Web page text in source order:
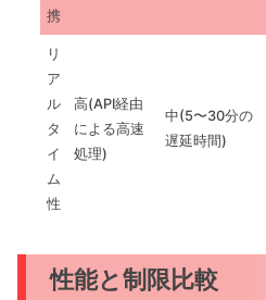
携
リ
ア
ル
タ
イ
ム
性
高(API経由
による高速
処理)
中(5〜30分の
遅延時間)
性能と制限比較